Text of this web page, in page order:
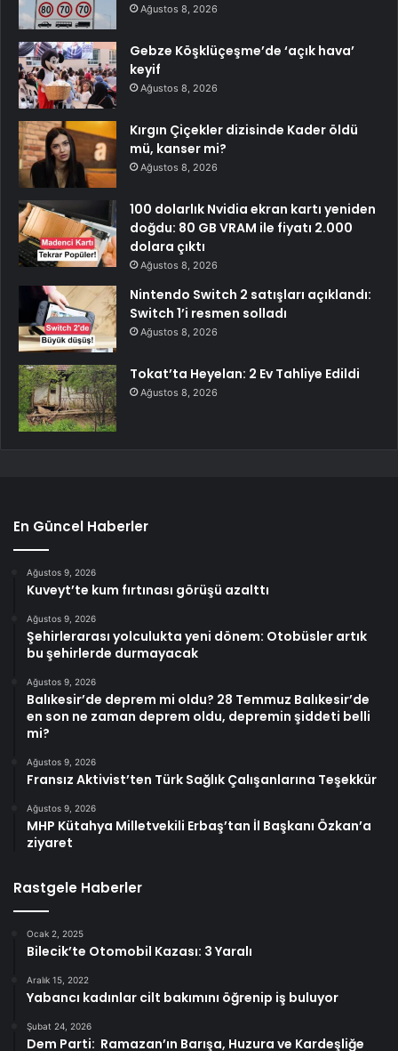
Ağustos 8, 2026
Gebze Köşklüçeşme’de ‘açık hava’
keyif
Ağustos 8, 2026
Kırgın Çiçekler dizisinde Kader öldü
mü, kanser mi?
Ağustos 8, 2026
100 dolarlık Nvidia ekran kartı yeniden
doğdu: 80 GB VRAM ile fiyatı 2.000
dolara çıktı
Ağustos 8, 2026
Nintendo Switch 2 satışları açıklandı:
Switch 1’i resmen solladı
Ağustos 8, 2026
Tokat’ta Heyelan: 2 Ev Tahliye Edildi
Ağustos 8, 2026
En Güncel Haberler
Ağustos 9, 2026
Kuveyt’te kum fırtınası görüşü azalttı
Ağustos 9, 2026
Şehirlerarası yolculukta yeni dönem: Otobüsler artık
bu şehirlerde durmayacak
Ağustos 9, 2026
Balıkesir’de deprem mi oldu? 28 Temmuz Balıkesir’de
en son ne zaman deprem oldu, depremin şiddeti belli
mi?
Ağustos 9, 2026
Fransız Aktivist’ten Türk Sağlık Çalışanlarına Teşekkür
Ağustos 9, 2026
MHP Kütahya Milletvekili Erbaş’tan İl Başkanı Özkan’a
ziyaret
Rastgele Haberler
Ocak 2, 2025
Bilecik’te Otomobil Kazası: 3 Yaralı
Aralık 15, 2022
Yabancı kadınlar cilt bakımını öğrenip iş buluyor
Şubat 24, 2026
Dem Parti: Ramazan’ın Barışa, Huzura ve Kardeşliğe